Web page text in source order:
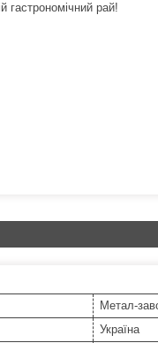
гастрономічний рай!
Метал-
Україна